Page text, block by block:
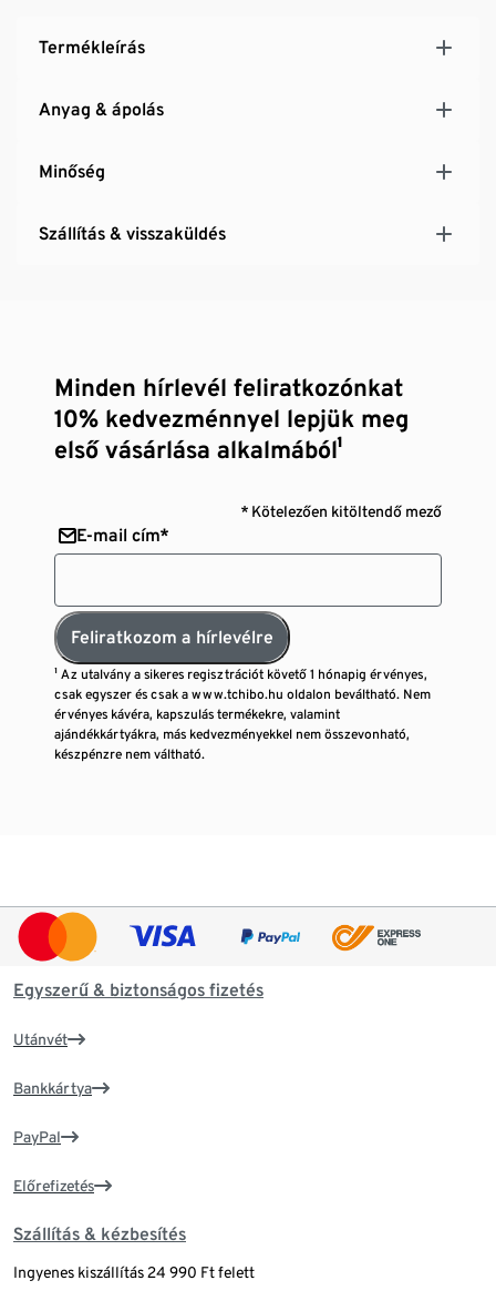
Termékleírás
Anyag & ápolás
Minőség
Szállítás & visszaküldés
Minden hírlevél feliratkozónkat
10% kedvezménnyel lepjük meg
első vásárlása alkalmából¹
* Kötelezően kitöltendő mező
E-mail cím*
Feliratkozom a hírlevélre
¹ Az utalvány a sikeres regisztrációt követő 1 hónapig érvényes,
csak egyszer és csak a www.tchibo.hu oldalon beváltható. Nem
érvényes kávéra, kapszulás termékekre, valamint
ajándékkártyákra, más kedvezményekkel nem összevonható,
készpénzre nem váltható.
Egyszerű & biztonságos fizetés
Utánvét
Bankkártya
PayPal
Előrefizetés
Szállítás & kézbesítés
Ingyenes kiszállítás 24 990 Ft felett